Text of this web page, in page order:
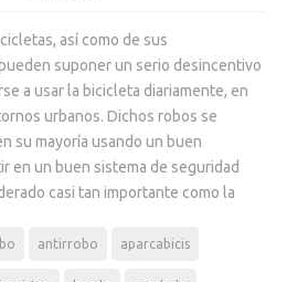
así como de sus
suponer un serio desincentivo
a usar la bicicleta diariamente, en
urbanos. Dichos robos se
su mayoría usando un buen
en un buen sistema de seguridad
casi tan importante como la
antirrobo aparcabicis